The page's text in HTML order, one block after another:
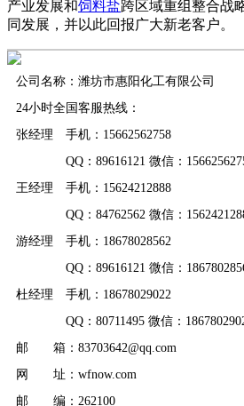
产业发展和饲料盐跨区域重组整合战
同发展，并以此回报广大新老客户。
公司名称：潍坊市惠阳化工有限公司
24小时全国客服热线：
张经理 手机：15662562758
QQ：89616121 微信：
王经理 手机：15624212888
QQ：84762562 微信：
游经理 手机：18678028562
QQ：89616121 微信：
杜经理 手机：18678029022
QQ：80711495 微信：
邮 箱：83703642@qq.com
网 址：wfnow.com
邮 编：262100